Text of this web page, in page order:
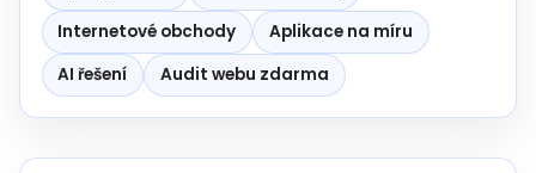
Internetové obchody
Aplikace na míru
AI řešení
Audit webu zdarma